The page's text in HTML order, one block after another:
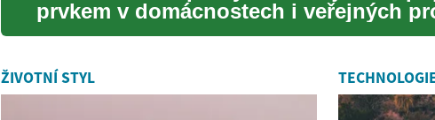
prvkem v domácnostech i veřejných
kombinaci prakti...
ŽIVOTNÍ STYL